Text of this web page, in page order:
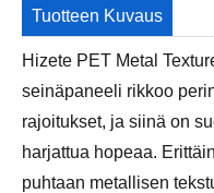
Tuotteen Kuvaus
Hizete PET Metal
seinäpaneeli rikkoo
rajoitukset, ja siinä on
harjattua hopeaa.
puhtaan metallisen